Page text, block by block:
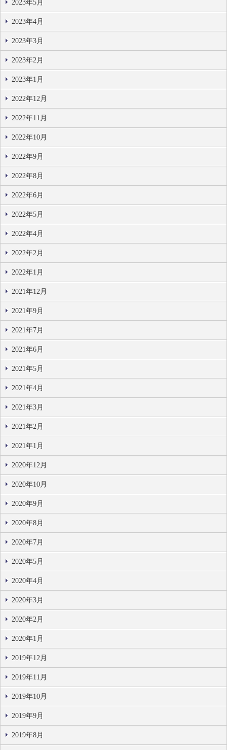
2023年5月
2023年4月
2023年3月
2023年2月
2023年1月
2022年12月
2022年11月
2022年10月
2022年9月
2022年8月
2022年6月
2022年5月
2022年4月
2022年2月
2022年1月
2021年12月
2021年9月
2021年7月
2021年6月
2021年5月
2021年4月
2021年3月
2021年2月
2021年1月
2020年12月
2020年10月
2020年9月
2020年8月
2020年7月
2020年5月
2020年4月
2020年3月
2020年2月
2020年1月
2019年12月
2019年11月
2019年10月
2019年9月
2019年8月